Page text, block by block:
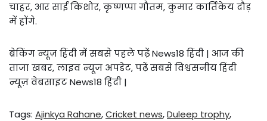
चाहर, आर साई किशोर, कृष्णप्पा गौतम, कुमार कार्तिकेय दौड़
में होंगे.
ब्रेकिंग न्यूज़ हिंदी में सबसे पहले पढ़ें News18 हिंदी | आज की
ताजा खबर, लाइव न्यूज अपडेट, पढ़ें सबसे विश्वसनीय हिंदी
न्यूज़ वेबसाइट News18 हिंदी |
Tags: Ajinkya Rahane,Cricket news,Duleep trophy,